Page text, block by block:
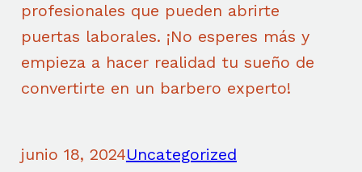
profesionales que pueden abrirte
puertas laborales. ¡No esperes más y
empieza a hacer realidad tu sueño de
convertirte en un barbero experto!
junio 18, 2024Uncategorized